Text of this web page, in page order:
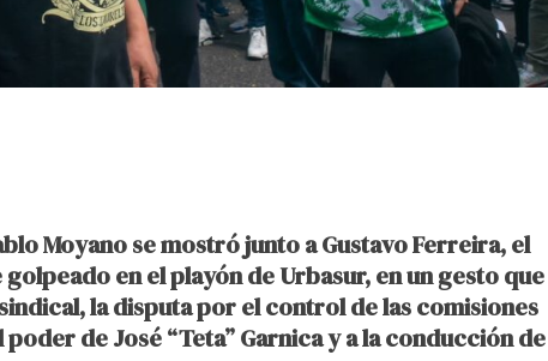
Moyano se mostró junto a Gustavo Ferreira, el
en el playón de Urbasur, en un gesto que
la disputa por el control de las comisiones
de José “Teta” Garnica y a la conducción de